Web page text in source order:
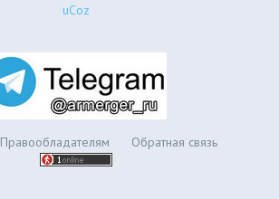
uCoz
Правообладателям Обратная связь